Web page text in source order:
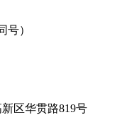
号）
区华贯路819号